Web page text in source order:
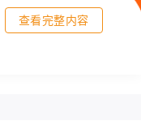
查看完整内容